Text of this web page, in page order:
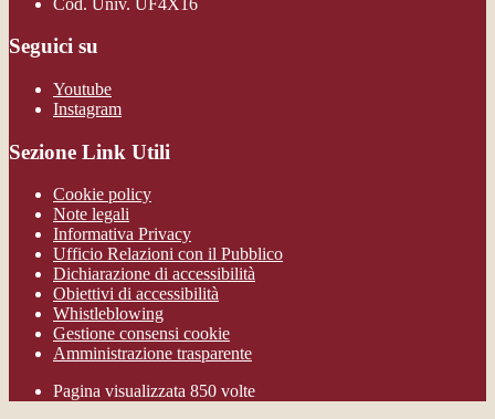
Seguici su
Youtube
Instagram
Sezione Link Utili
Cookie policy
Note legali
Informativa Privacy
Ufficio Relazioni con il Pubblico
Dichiarazione di accessibilità
Obiettivi di accessibilità
Whistleblowing
Gestione consensi cookie
Amministrazione trasparente
Pagina visualizzata 850 volte